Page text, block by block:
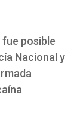
posible
Nacional y